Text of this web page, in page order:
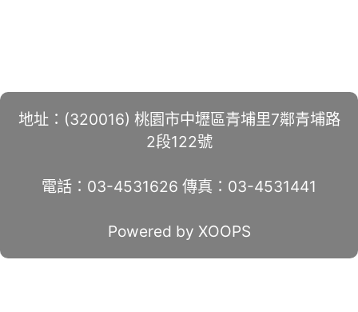
地址：(320016) 桃園市中壢區青埔里7鄰青埔路
2段122號
電話：03-4531626 傳真：03-4531441
Powered by XOOPS